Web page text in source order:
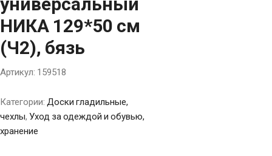
НИКА 129*50 см
(Ч2), бязь
Артикул: 159518
Категории: Доски гладильные,
чехлы, Уход за одеждой и обувью,
хранение